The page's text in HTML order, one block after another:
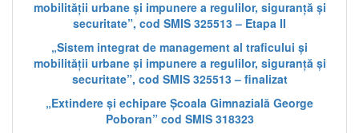
mobilității urbane și impunere a regulilor, siguranță și
securitate”, cod SMIS 325513 – Etapa II
„Sistem integrat de management al traficului și
mobilității urbane și impunere a regulilor, siguranță și
securitate”, cod SMIS 325513 – finalizat
„Extindere și echipare Școala Gimnazială George
Poboran” cod SMIS 318323